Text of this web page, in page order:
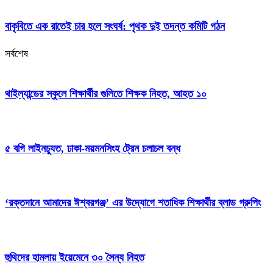
বাকৃবিতে এক রাতেই চার হলে সংঘর্ষ: পৃথক দুই তদন্ত কমিটি গঠন
সর্বশেষ
থাইল্যান্ডের স্কুলে শিক্ষার্থীর গুলিতে শিক্ষক নিহত, আহত ১০
৫ বগি লাইনচ্যুত, ঢাকা-ময়মনসিংহ ট্রেন চলাচল বন্ধ
‘রক্তদানে আমাদের ঈশ্বরগঞ্জ’ এর উদ্যোগে শতাধিক শিক্ষার্থীর ব্লাড গ্রুপিং
হুথিদের হামলায় ইয়েমেনে ৩০ সৈন্য নিহত